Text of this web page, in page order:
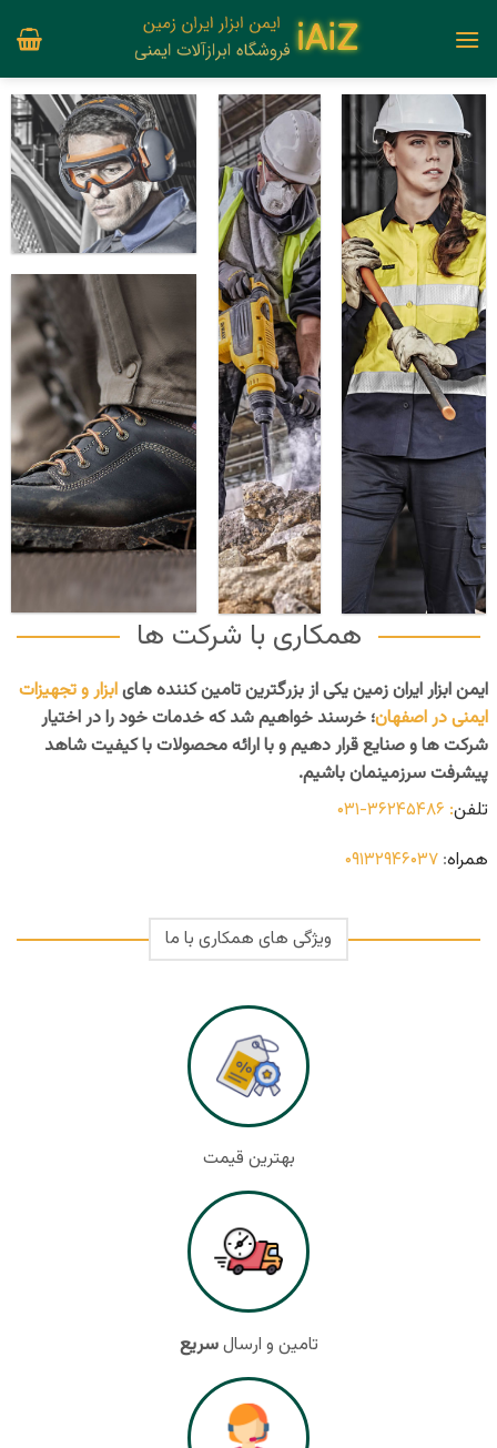
همکاری با شرکت ها
ایمن ابزار ایران زمین یکی از بزرگترین تامین کننده هایابزار و تجهیزات
ایمنی در اصفهان؛ خرسند خواهیم شد که خدمات خود را در اختیار
شرکت ها و صنایع قرار دهیم و با ارائه محصولات با کیفیت شاهد
پیشرفت سرزمینمان باشیم.
تلفن: ۳۶۲۴۵۴۸۶-۰۳۱
همراه: ۰۹۱۳۲۹۴۶۰۳۷
ویژگی های همکاری با ما
بهترین قیمت
تامین و ارسالسریع